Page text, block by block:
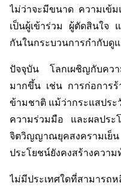
ไม่ว่าจะมีขนาด ความเข้
เป็นผู้เข้าร่วม ผู้ตัดสินใจ
กันในกระบวนการกำกับดู
ปัจจุบัน โลกเผชิญกับคว
มากขึ้น เช่น การก่อการ
ข้ามชาติ แม้ว่ากระแสปร
ความร่วมมือ และผลประ
จิตวิญญาณยุคสงครามเย็
ประโยชน์ยังคงสร้างควา
ไม่มีประเทศใดที่สามารถ